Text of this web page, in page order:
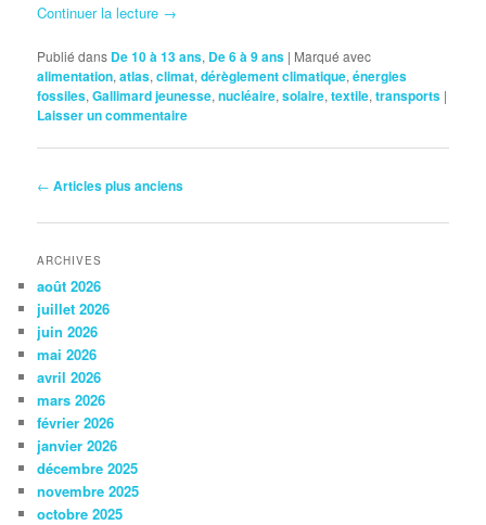
Continuer la lecture →
Publié dans De 10 à 13 ans, De 6 à 9 ans | Marqué avec
alimentation,atlas,climat,dérèglement climatique,énergies
fossiles,Gallimard jeunesse,nucléaire,solaire,textile,transports |
Laisser un commentaire
Navigation
articles
← Articles plus anciens
ARCHIVES
août 2026
juillet 2026
juin 2026
mai 2026
avril 2026
mars 2026
février 2026
janvier 2026
décembre 2025
novembre 2025
octobre 2025